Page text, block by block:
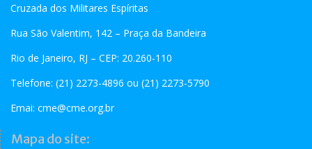
Cruzada dos Militares Espíritas
Rua São Valentim, 142 – Praça da Bandeira
Rio de Janeiro, RJ – CEP: 20.260-110
Telefone: (21) 2273-4896 ou (21) 2273-5790
Emai: cme@cme.org.br
Mapa do site: